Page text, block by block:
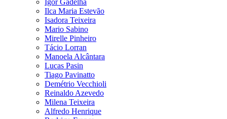
Ilca Maria Estevão
Isadora Teixeira
Mario Sabino
Mirelle Pinheiro
Tácio Lorran
Manoela Alcântara
Lucas Pasin
Tiago Pavinatto
Demétrio Vecchioli
Reinaldo Azevedo
Milena Teixeira
Alfredo Henrique